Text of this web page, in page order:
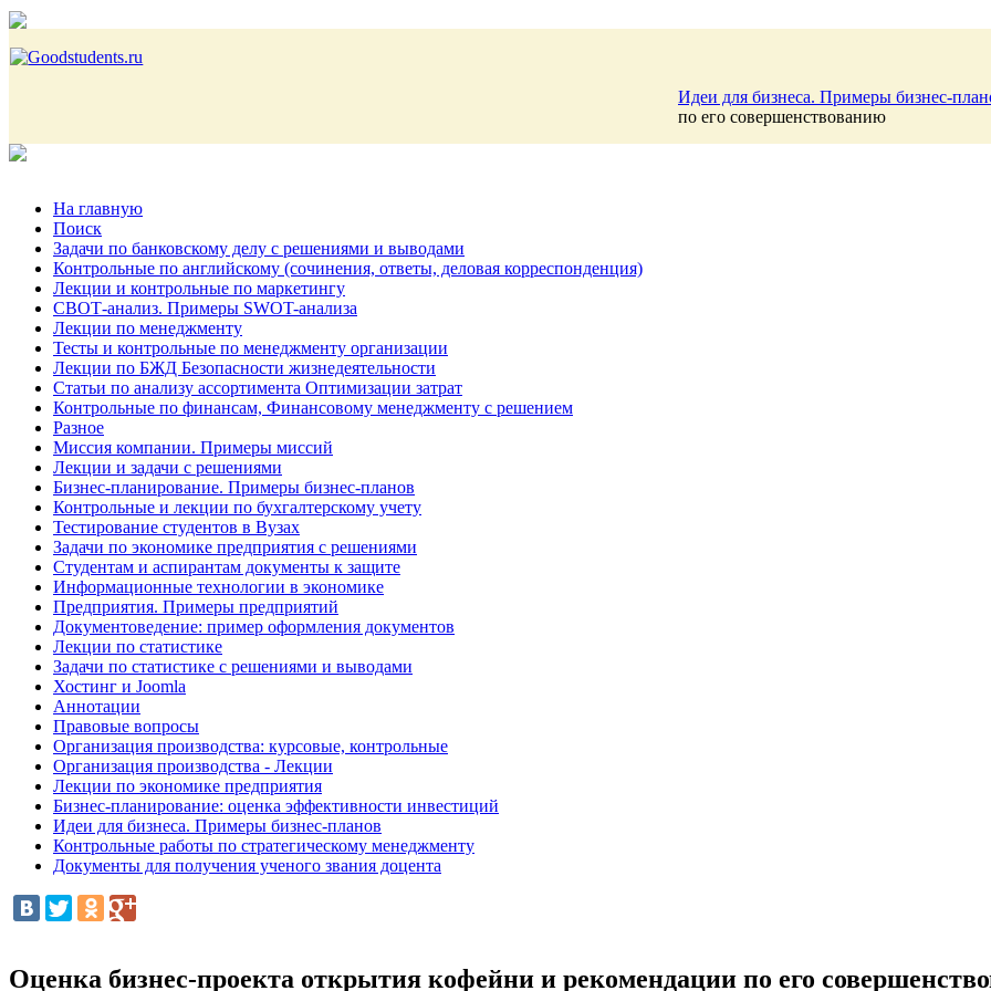
Идеи для бизнеса. Примеры бизнес-
по его совершенствованию
На главную
Поиск
Задачи по банковскому делу с решениями и выводами
Контрольные по английскому (сочинения, ответы, деловая корреспонденция)
Лекции и контрольные по маркетингу
СВОТ-анализ. Примеры SWOT-анализа
Лекции по менеджменту
Тесты и контрольные по менеджменту организации
Лекции по БЖД Безопасности жизнедеятельности
Статьи по анализу ассортимента Оптимизации затрат
Контрольные по финансам, Финансовому менеджменту с решением
Разное
Миссия компании. Примеры миссий
Лекции и задачи с решениями
Бизнес-планирование. Примеры бизнес-планов
Контрольные и лекции по бухгалтерскому учету
Тестирование студентов в Вузах
Задачи по экономике предприятия с решениями
Студентам и аспирантам документы к защите
Информационные технологии в экономике
Предприятия. Примеры предприятий
Документоведение: пример оформления документов
Лекции по статистике
Задачи по статистике с решениями и выводами
Хостинг и Joomla
Аннотации
Правовые вопросы
Организация производства: курсовые, контрольные
Организация производства - Лекции
Лекции по экономике предприятия
Бизнес-планирование: оценка эффективности инвестиций
Идеи для бизнеса. Примеры бизнес-планов
Контрольные работы по стратегическому менеджменту
Документы для получения ученого звания доцента
Оценка бизнес-проекта открытия кофейни и рекомендации по его